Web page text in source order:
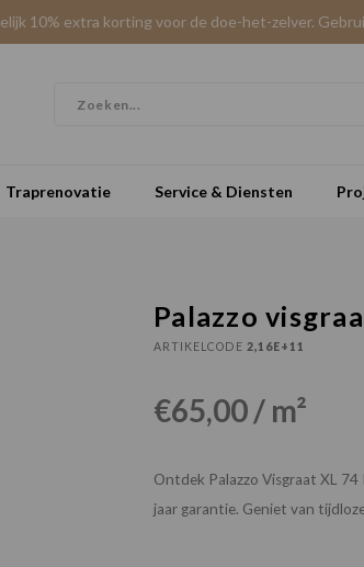
10% extra korting voor de doe-het-zelver.
Traprenovatie Service & Diensten
Palazzo
ARTIKELCODE 2,16E+11
€65,00 / m²
Ontdek Palazzo Visgraat XL
jaar garantie. Geniet van